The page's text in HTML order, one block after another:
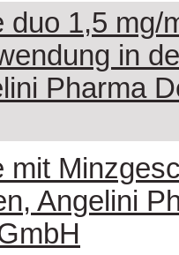
duo 1,5 mg/
in
Pharma
mit
Angelini